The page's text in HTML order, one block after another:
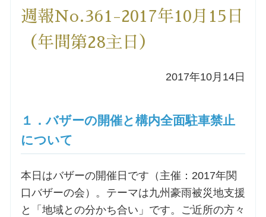
洗礼を希望される方
森田神父の講座
教区カテキスタの講座
週報No.361-2017年10月15日
（年間第28主日）
2017年10月14日
１．バザーの開催と構内全面駐車禁止
について
本日はバザーの開催日です（主催：2017年関
口バザーの会）。テーマは九州豪雨被災地支援
と「地域との分かち合い」です。ご近所の方々